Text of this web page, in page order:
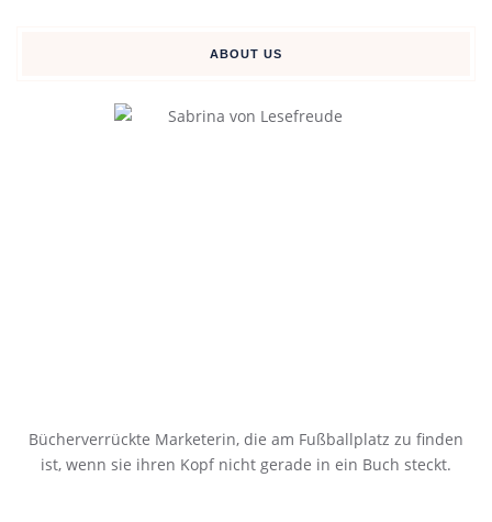
ABOUT US
Bücherverrückte Marketerin, die am Fußballplatz zu finden
ist, wenn sie ihren Kopf nicht gerade in ein Buch steckt.